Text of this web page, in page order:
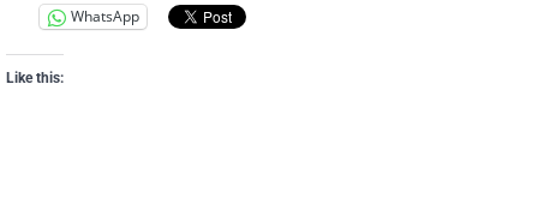
WhatsApp
Like this: